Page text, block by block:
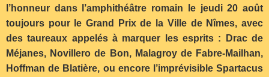
l’honneur dans l’amphithéâtre romain le jeudi 20 août
toujours pour le Grand Prix de la Ville de Nîmes, avec
des taureaux appelés à marquer les esprits : Drac de
Méjanes, Novillero de Bon, Malagroy de Fabre-Mailhan,
Hoffman de Blatière, ou encore l’imprévisible Spartacus